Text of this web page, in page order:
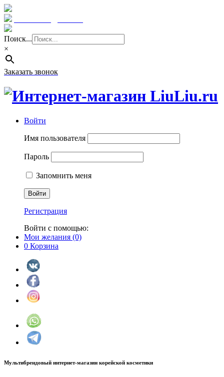
Поиск...
×
Заказать звонок
Войти
Имя пользователя
Пароль
Запомнить меня
Регистрация
Войти с помощью:
Мои желания (0)
0 Корзина
Мультибрендовый интернет-магазин корейской косметики